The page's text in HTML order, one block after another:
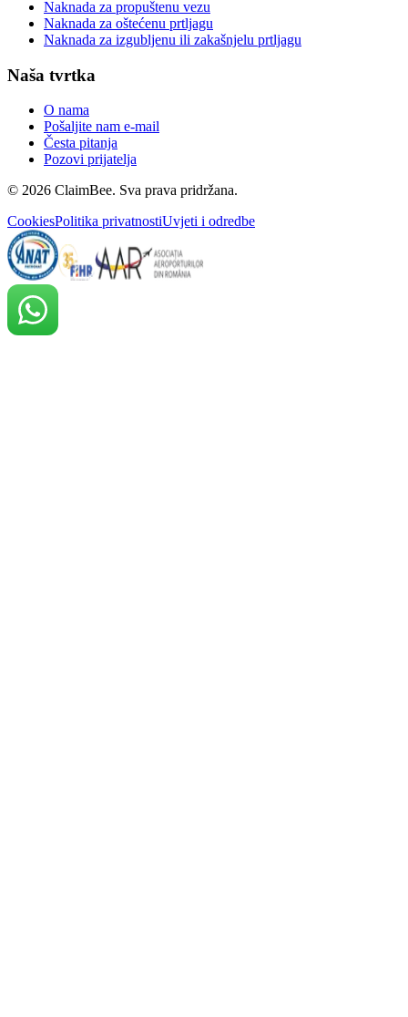
Naknada za propuštenu vezu
Naknada za oštećenu prtljagu
Naknada za izgubljenu ili zakašnjelu prtljagu
Naša tvrtka
O nama
Pošaljite nam e-mail
Česta pitanja
Pozovi prijatelja
© 2026 ClaimBee. Sva prava pridržana.
CookiesPolitika privatnostiUvjeti i odredbe